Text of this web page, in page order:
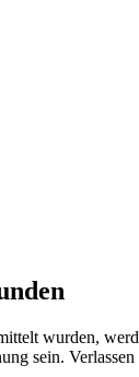
wurden,
sein.